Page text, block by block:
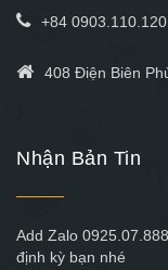
+84 0903.110.120
408 Điện Biên
Nhận Bản Tin
Add Zalo
định kỳ bạn nhé